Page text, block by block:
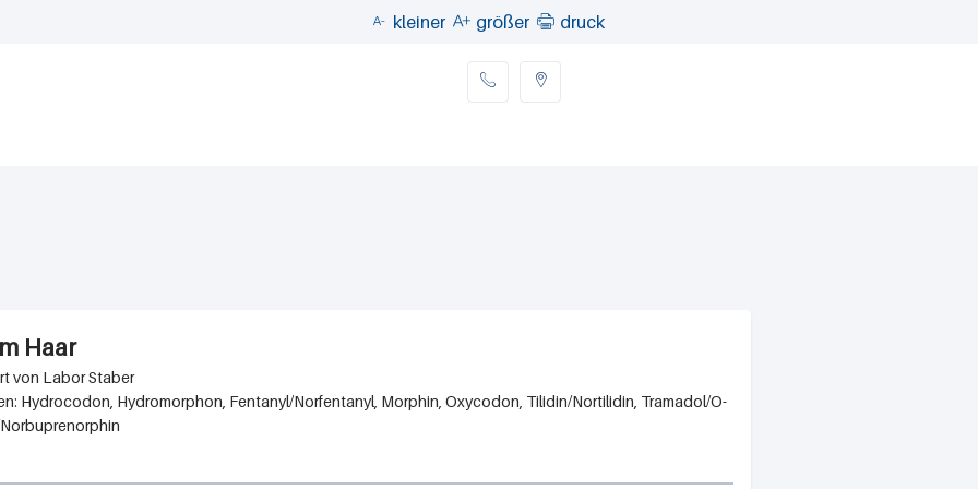
 kleiner  größer  druck
 
Haar
Labor Staber
Hydrocodon, Hydromorphon, Fentanyl/Norfentanyl, Morphin, Oxycodon, Tilidin/Nortilidin, Tramadol/O-